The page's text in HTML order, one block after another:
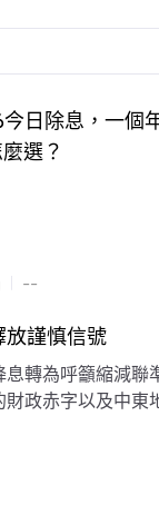
日除息，一個
選？
--
放謹慎信號
轉為呼籲縮減聯
政赤字以及中東
計將進入政策觀